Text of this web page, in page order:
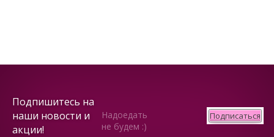
Подпишитесь на
наши новости и
акции!
Надоедать
не будем :)
Подписаться